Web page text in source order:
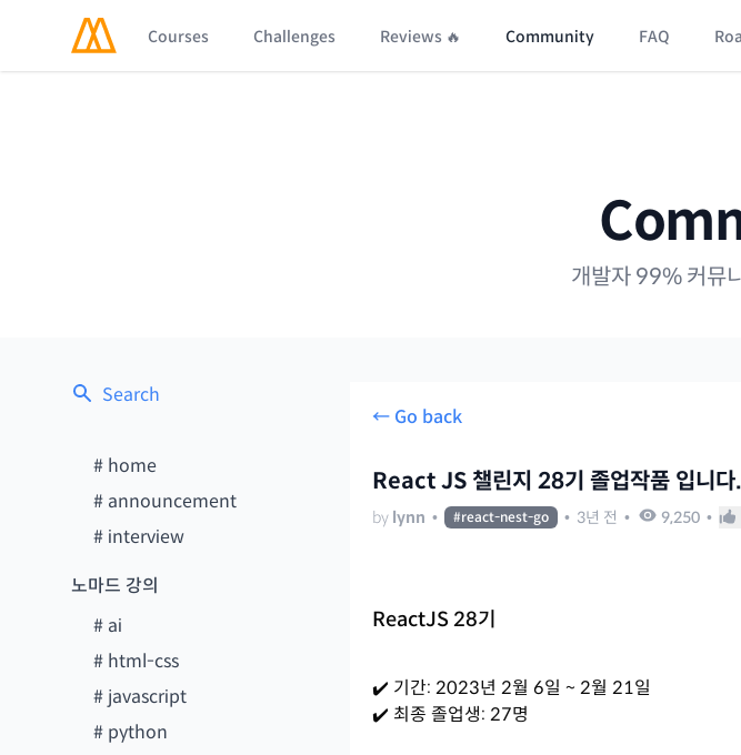
Courses Challenges Reviews 🔥 Community FAQ
개발자 99% 커뮤
Search
# home
# announcement
# interview
노마드 강의
# ai
# html-css
# javascript
# python
← Go back
React JS 챌린지 28기 졸업작품 입니다.
by lynn • #react-nest-go • 3년 전 • 9,250 •
ReactJS 28기
✔️ 기간: 2023년 2월 6일 ~ 2월 21일
✔️ 최종 졸업생: 27명